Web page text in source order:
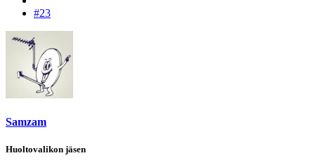
#23
Samzam
Huoltovalikon jäsen